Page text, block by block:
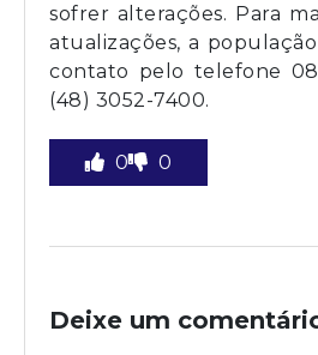
sofrer alterações. Para
atualizações, a
contato pelo telefone
(48) 3052-7400.
0 0
Deixe um